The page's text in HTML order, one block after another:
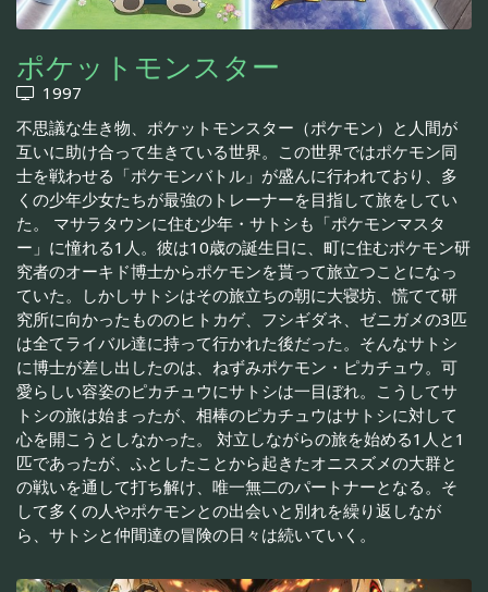
ポケットモンスター
1997
不思議な生き物、ポケットモンスター（ポケモン）と人間が
互いに助け合って生きている世界。この世界ではポケモン同
士を戦わせる「ポケモンバトル」が盛んに行われており、多
くの少年少女たちが最強のトレーナーを目指して旅をしてい
た。 マサラタウンに住む少年・サトシも「ポケモンマスタ
ー」に憧れる1人。彼は10歳の誕生日に、町に住むポケモン研
究者のオーキド博士からポケモンを貰って旅立つことになっ
ていた。しかしサトシはその旅立ちの朝に大寝坊、慌てて研
究所に向かったもののヒトカゲ、フシギダネ、ゼニガメの3匹
は全てライバル達に持って行かれた後だった。そんなサトシ
に博士が差し出したのは、ねずみポケモン・ピカチュウ。可
愛らしい容姿のピカチュウにサトシは一目ぼれ。こうしてサ
トシの旅は始まったが、相棒のピカチュウはサトシに対して
心を開こうとしなかった。 対立しながらの旅を始める1人と1
匹であったが、ふとしたことから起きたオニスズメの大群と
の戦いを通して打ち解け、唯一無二のパートナーとなる。そ
して多くの人やポケモンとの出会いと別れを繰り返しなが
ら、サトシと仲間達の冒険の日々は続いていく。